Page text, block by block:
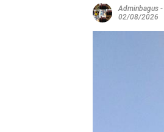
Adminbagus -
02/08/2026